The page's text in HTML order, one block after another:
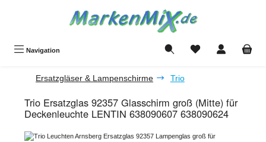
Navigation Du hast 0 Produkte
Ersatzgläser & Lampenschirme Trio
Trio Ersatzglas 92357 Glasschirm groß (Mitte) für
Deckenleuchte LENTIN 638090607 638090624
Bildergalerie überspringen